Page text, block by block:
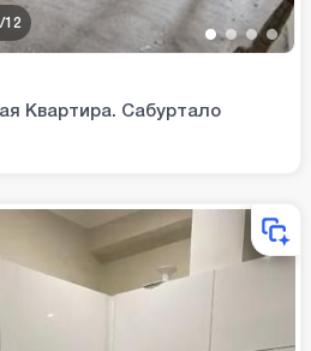
••••
/12
Квартира. Сабуртало